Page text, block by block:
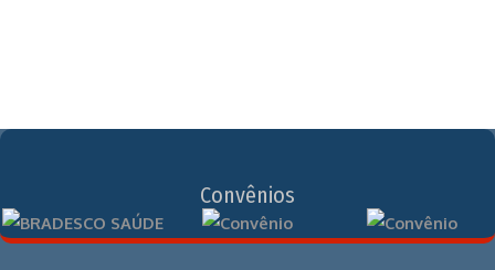
Convênios